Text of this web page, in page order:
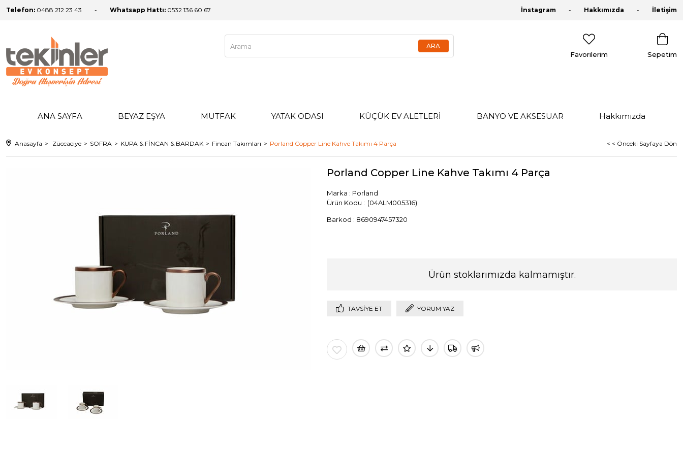
Telefon: 0488 212 23 43 Whatsapp Hattı: 0532 136 60 67 İnstagram Hakkımızda İletişim
Sepetim
Favorilerim
ANA SAYFA BEYAZ EŞYA MUTFAK YATAK ODASI KÜÇÜK EV ALETLERİ BANYO VE AKSESUAR Hakkımızda
Anasayfa Züccaciye SOFRA KUPA & FİNCAN & BARDAK Fincan Takımları Porland Copper Line Kahve Takımı 4 Parça < < Önceki Sayfaya Dön
Porland Copper Line Kahve Takımı 4 Parça
Marka : Porland
(04ALM005316)
Barkod : 8690947457320
Ürün stoklarımızda kalmamıştır.
TAVSIYE ET YORUM YAZ